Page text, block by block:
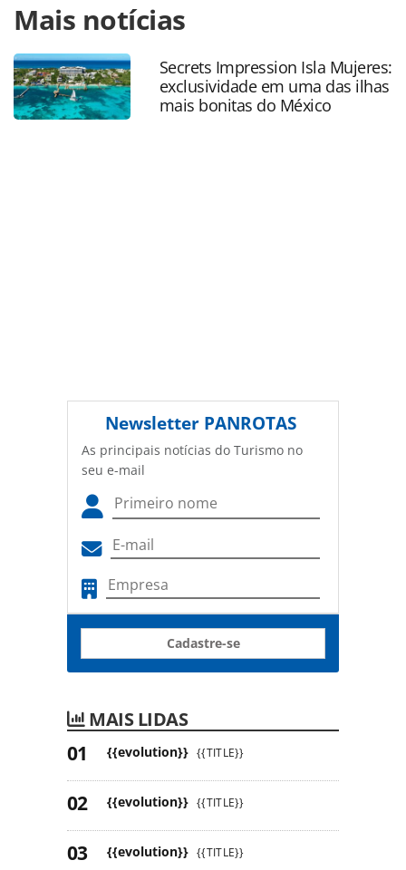
https://www.panrotas.com.br/noticia-
turismo/locadoras/2013/09/setor-de-locacao-registra-
desaceleracao-no-1o-semestre_92357.html ou as
ferramentas oferecidas na página. Todo o conteúdo
produzido pela PANROTAS Editora é protegido pela
legislação brasileira sobre direito autoral. Não reproduza o
Mais notícias
Secrets Impression Isla Mujeres:
exclusividade em uma das ilhas
mais bonitas do México
Newsletter PANROTAS
As principais notícias do Turismo no
seu e-mail
Cadastre-se
MAIS LIDAS
{{evolution}} {{TITLE}}
{{evolution}} {{TITLE}}
{{evolution}} {{TITLE}}